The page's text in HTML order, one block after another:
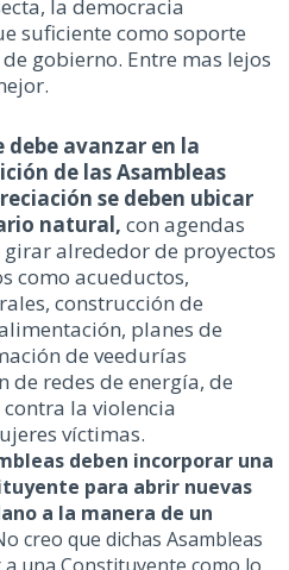
la democracia
suficiente como soporte
gobierno. Entre mas lejos
debe avanzar en la
de las Asambleas
se deben ubicar
natural, con agendas
alrededor de proyectos
como acueductos,
construcción de
planes de
de veedurías
de redes de energía, de
la violencia
víctimas.
deben incorporar una
para abrir nuevas
a la manera de un
creo que dichas Asambleas